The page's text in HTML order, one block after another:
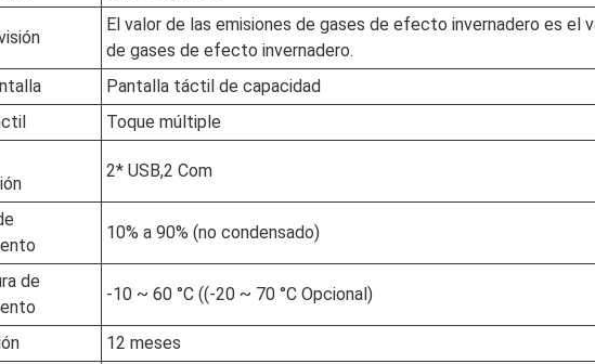
El valor de las emisiones de gases de efecto invernadero es el
de gases de efecto invernadero.
Pantalla táctil de capacidad
Toque múltiple
2* USB,2 Com
10% a 90% (no condensado)
de
-10 ~ 60 °C ((-20 ~ 70 °C Opcional)
12 meses